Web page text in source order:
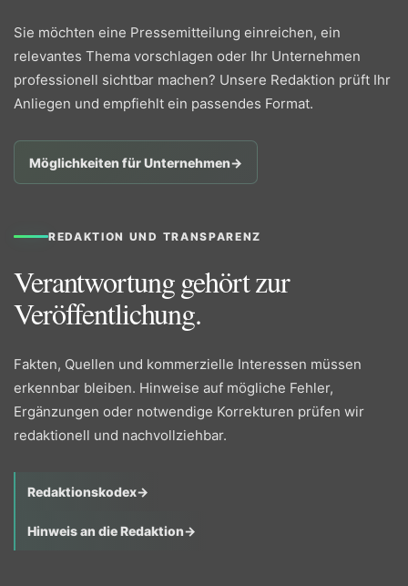
Sie möchten eine Pressemitteilung einreichen, ein
relevantes Thema vorschlagen oder Ihr Unternehmen
professionell sichtbar machen? Unsere Redaktion prüft Ihr
Anliegen und empfiehlt ein passendes Format.
Möglichkeiten für Unternehmen→
REDAKTION UND TRANSPARENZ
Verantwortung gehört zur
Veröffentlichung.
Fakten, Quellen und kommerzielle Interessen müssen
erkennbar bleiben. Hinweise auf mögliche Fehler,
Ergänzungen oder notwendige Korrekturen prüfen wir
redaktionell und nachvollziehbar.
Redaktionskodex→
Hinweis an die Redaktion→